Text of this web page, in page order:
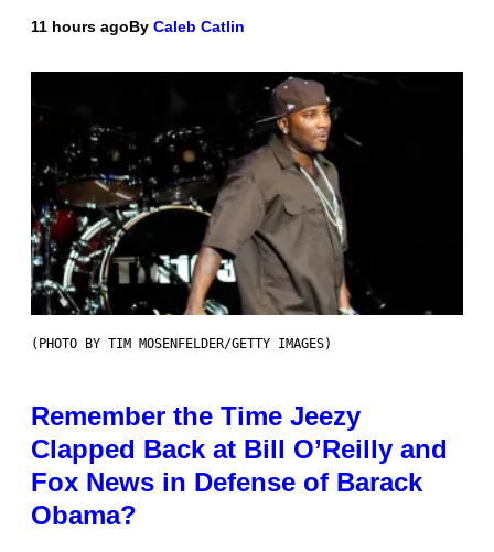
11 hours agoBy Caleb Catlin
(PHOTO BY TIM MOSENFELDER/GETTY IMAGES)
Remember the Time Jeezy
Clapped Back at Bill O’Reilly and
Fox News in Defense of Barack
Obama?